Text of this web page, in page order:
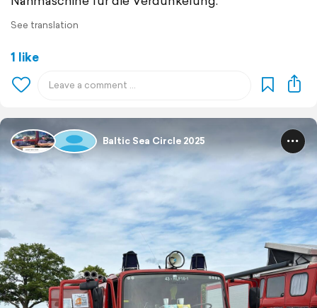
See translation
1 like
Baltic Sea Circle 2025